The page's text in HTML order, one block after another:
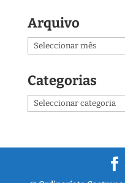
Arquivo
Arquivo
Categorias
Categorias